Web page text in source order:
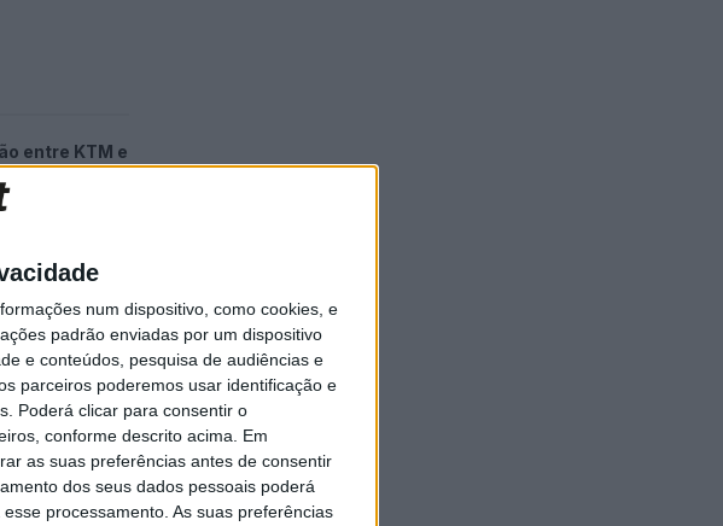
num dispositivo, como cookies, e
padrão enviadas por um dispositivo
e conteúdos, pesquisa de audiências e
parceiros poderemos usar identificação e
Poderá clicar para consentir o
conforme descrito acima. Em
as suas preferências antes de consentir
dos seus dados pessoais poderá
processamento. As suas preferências
entre KTM e
admite
partes